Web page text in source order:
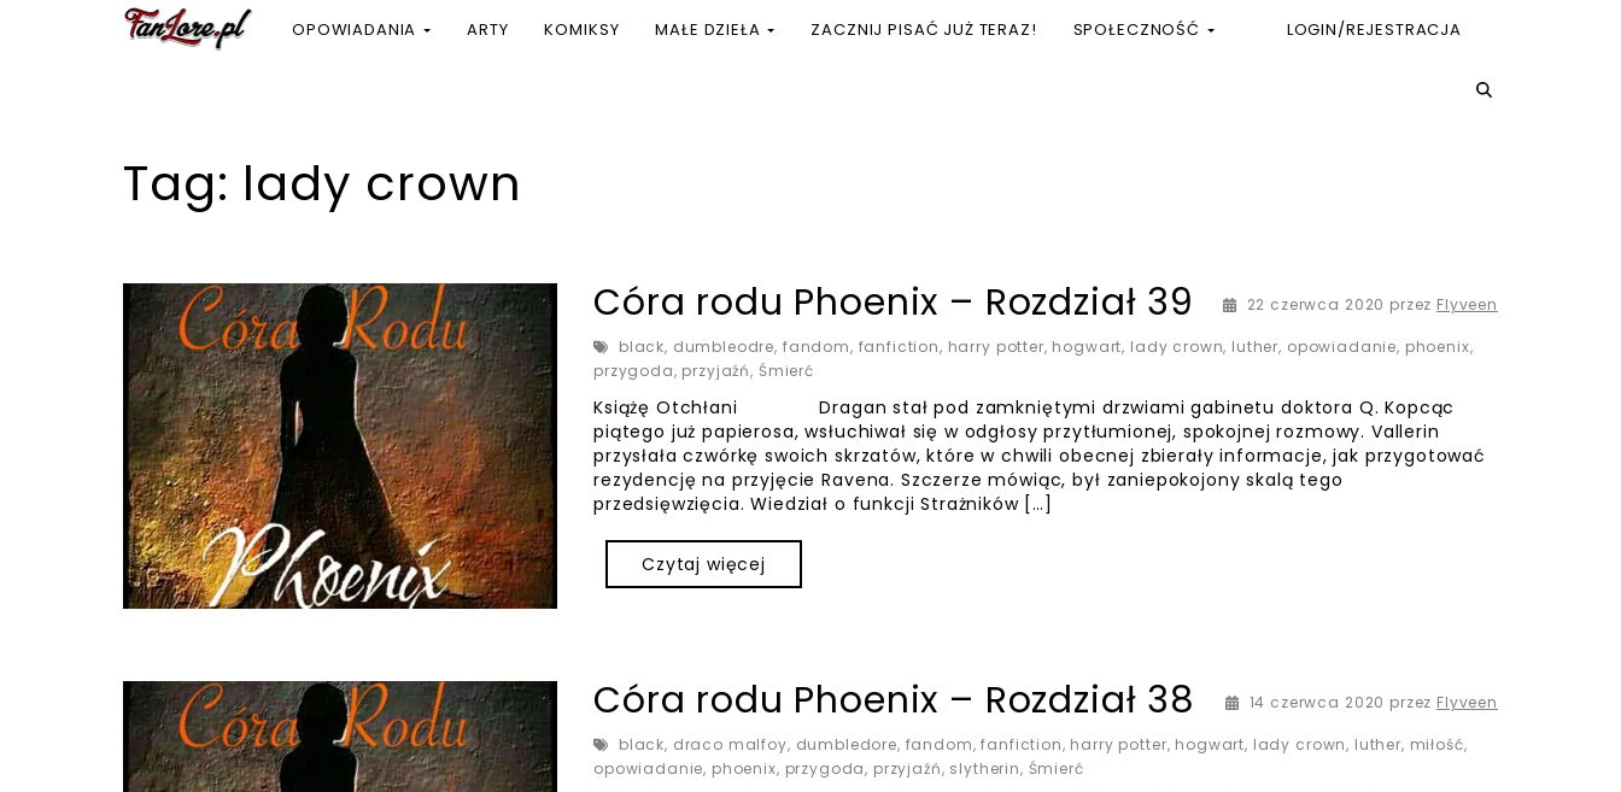
OPOWIADANIA ARTY KOMIKSY MAŁE DZIEŁA ZACZNIJ PISAĆ JUŻ TERAZ! SPOŁECZNOŚĆ LOGIN/REJESTRACJA
Tag: lady crown
Córa rodu Phoenix – Rozdział 39 22 czerwca 2020 przez Flyveen
black, dumbleodre, fandom, fanfiction, harry potter, hogwart, lady crown, luther, opowiadanie, phoenix,
przygoda, przyjaźń, Śmierć
Książę Otchłani Dragan stał pod zamkniętymi drzwiami gabinetu doktora Q. Kopcąc
piątego już papierosa, wsłuchiwał się w odgłosy przytłumionej, spokojnej rozmowy. Vallerin
przysłała czwórkę swoich skrzatów, które w chwili obecnej zbierały informacje, jak przygotować
rezydencję na przyjęcie Ravena. Szczerze mówiąc, był zaniepokojony skalą tego
przedsięwzięcia. Wiedział o funkcji Strażników […]
Czytaj więcej
Córa rodu Phoenix – Rozdział 38 14 czerwca 2020 przez Flyveen
black, draco malfoy, dumbledore, fandom,fanfiction, harry potter, hogwart, lady crown, luther, miłość,
opowiadanie, phoenix, przygoda, przyjaźń, slytherin, Śmierć